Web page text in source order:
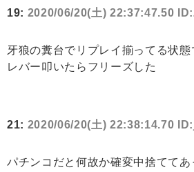
19: 2020/06/20(土) 22:37:47.50
牙狼の糞台でリプレイ揃ってる状
レバー叩いたらフリーズした
21: 2020/06/20(土) 22:38:14.70
パチンコだと何故か確変中捨てて